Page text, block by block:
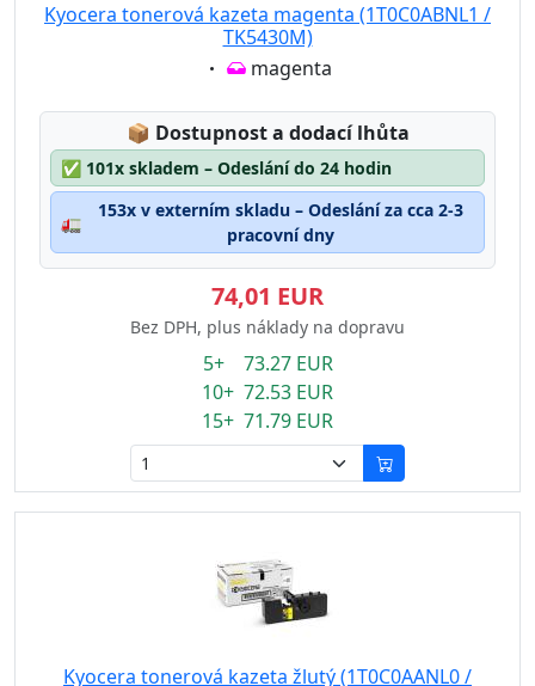
Kyocera tonerová kazeta magenta (1T0C0ABNL1 /
TK5430M)
Eigenschaft:
magenta
📦 Lagerstatus:
Dostupnost a dodací lhůta
✅ 101x skladem – Odeslání do 24 hodin
🚛
153x v externím skladu – Odeslání za cca 2-3
pracovní dny
74,01 EUR
Bez DPH, plus náklady na dopravu
5+ 73.27 EUR
10+ 72.53 EUR
15+ 71.79 EUR
Kyocera tonerová kazeta žlutý (1T0C0AANL0 /